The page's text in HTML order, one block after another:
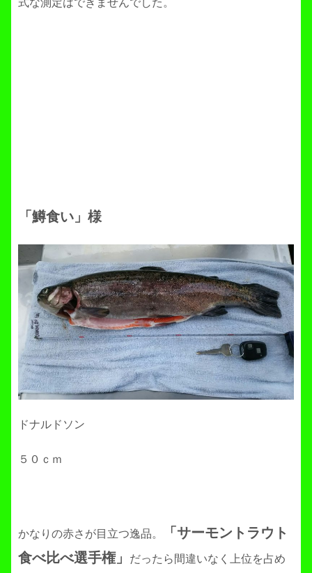
式な測定はできませんでした。
「鱒食い」様
ドナルドソン
５０ｃｍ
かなりの赤さが目立つ逸品。
「サーモントラウト
食べ比べ選手権」
だったら間違いなく上位を占め